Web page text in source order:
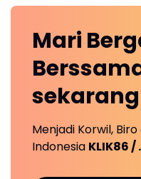
Mari
Menjadi Korwil,
Indonesia KLIK86 /